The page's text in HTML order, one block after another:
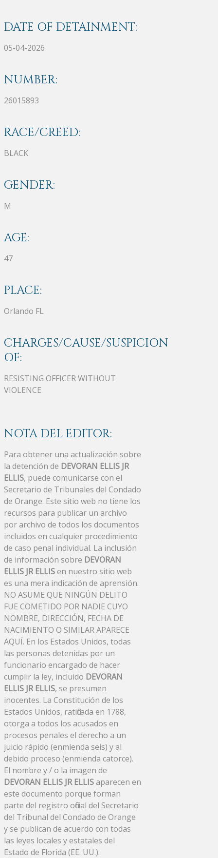
DATE OF DETAINMENT:
05-04-2026
NUMBER:
26015893
RACE/CREED:
BLACK
GENDER:
M
AGE:
47
PLACE:
Orlando FL
CHARGES/CAUSE/SUSPICION
OF:
RESISTING OFFICER WITHOUT
VIOLENCE
NOTA DEL EDITOR:
Para obtener una actualización sobre
la detención de DEVORAN ELLIS JR
ELLIS, puede comunicarse con el
Secretario de Tribunales del Condado
de Orange. Este sitio web no tiene los
recursos para publicar un archivo
por archivo de todos los documentos
incluidos en cualquier procedimiento
de caso penal individual. La inclusión
de información sobre DEVORAN
ELLIS JR ELLISen nuestro sitio web
es una mera indicación de aprensión.
NO ASUME QUE NINGÚN DELITO
FUE COMETIDO POR NADIE CUYO
NOMBRE, DIRECCIÓN, FECHA DE
NACIMIENTO O SIMILAR APARECE
AQUÍ. En los Estados Unidos, todas
las personas detenidas por un
funcionario encargado de hacer
cumplir la ley, incluido DEVORAN
ELLIS JR ELLIS, se presumen
inocentes. La Constitución de los
Estados Unidos, ratificada en 1788,
otorga a todos los acusados ​​en
procesos penales el derecho a un
juicio rápido (enmienda seis) y al
debido proceso (enmienda catorce).
El nombre y / o la imagen de
DEVORAN ELLIS JR ELLISaparecen en
este documento porque forman
parte del registro oficial del Secretario
del Tribunal del Condado de Orange
y se publican de acuerdo con todas
las leyes locales y estatales del
Estado de Florida (EE. UU.).